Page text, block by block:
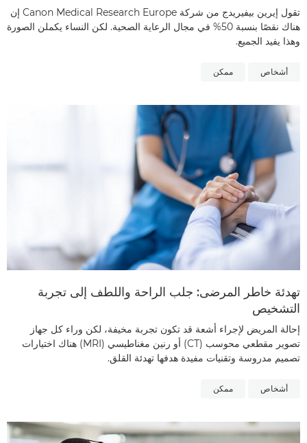
تقول إيرين بيفيريدج من شركة Canon Medical Research Europe إن
هناك نقصًا بنسبة 50% في مجال الرعاية الصحية. لكن النساء يكملن الصورة
وهذا يفيد الجميع.
أشخاص ممكن
تهدئة خاطر المرضى: جلب الراحة واللطف إلى تجربة
التشخيص
إحالة المريض لإجراء أشعة قد تكون تجربة مخيفة، لكن وراء كل جهاز
تصوير مقطعي محوسب (CT) أو رنين مغناطيسي (MRI) هناك اختيارات
تصميم مدروسة وتقنيات مفيدة هدفها تهدئة القلق.
أشخاص ممكن